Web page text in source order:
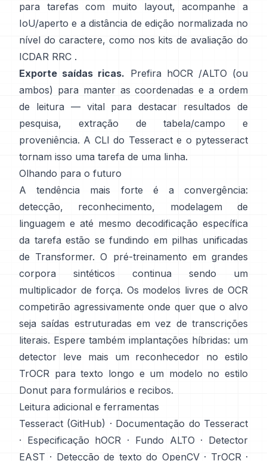
para tarefas com muito layout, acompanhe a
IoU/aperto e a distância de edição normalizada no
nível do caractere, como nos kits de avaliação do
ICDAR RRC .
Exporte saídas ricas. Prefira hOCR /ALTO (ou
ambos) para manter as coordenadas e a ordem
de leitura — vital para destacar resultados de
pesquisa, extração de tabela/campo e
proveniência. A CLI do Tesseract e o pytesseract
tornam isso uma tarefa de uma linha.
Olhando para o futuro
A tendência mais forte é a convergência:
detecção, reconhecimento, modelagem de
linguagem e até mesmo decodificação específica
da tarefa estão se fundindo em pilhas unificadas
de Transformer. O pré-treinamento em grandes
corpora sintéticos
continua sendo um
multiplicador de força. Os modelos livres de OCR
competirão agressivamente onde quer que o alvo
seja saídas estruturadas em vez de transcrições
literais. Espere também implantações híbridas: um
detector leve mais um reconhecedor no estilo
TrOCR para texto longo e um modelo no estilo
Donut para formulários e recibos.
Leitura adicional e ferramentas
Tesseract (GitHub) · Documentação do Tesseract
· Especificação hOCR · Fundo ALTO · Detector
EAST · Detecção de texto do OpenCV· TrOCR·